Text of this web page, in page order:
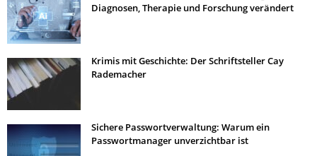
Diagnosen, Therapie und Forschung verändert
Krimis mit Geschichte: Der Schriftsteller Cay
Rademacher
Sichere Passwortverwaltung: Warum ein
Passwortmanager unverzichtbar ist